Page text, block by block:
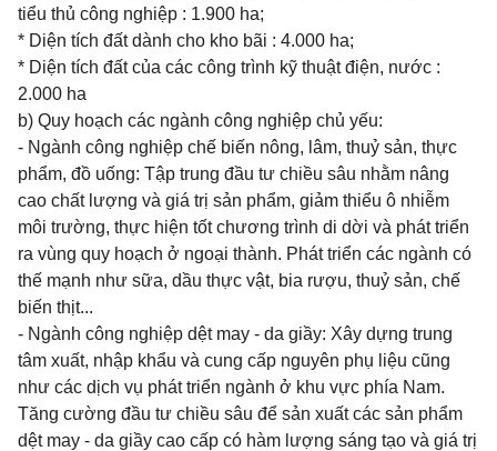
tiểu thủ công nghiệp : 1.900 ha;
* Diện tích đất dành cho kho bãi : 4.000 ha;
* Diện tích đất của các công trình kỹ thuật điện, nước :
2.000 ha
b) Quy hoạch các ngành công nghiệp chủ yếu:
- Ngành công nghiệp chế biến nông, lâm, thuỷ sản, thực
phẩm, đồ uống: Tập trung đầu tư chiều sâu nhằm nâng
cao chất lượng và giá trị sản phẩm, giảm thiểu ô nhiễm
môi trường, thực hiện tốt chương trình di dời và phát triển
ra vùng quy hoạch ở ngoại thành. Phát triển các ngành có
thế mạnh như sữa, dầu thực vật, bia rượu, thuỷ sản, chế
biến thịt...
- Ngành công nghiệp dệt may - da giầy: Xây dựng trung
tâm xuất, nhập khẩu và cung cấp nguyên phụ liệu cũng
như các dịch vụ phát triển ngành ở khu vực phía Nam.
Tăng cường đầu tư chiều sâu để sản xuất các sản phẩm
dệt may - da giầy cao cấp có hàm lượng sáng tạo và giá trị